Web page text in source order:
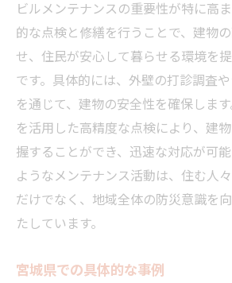
ビルメンテナンスの重要性が特に高
的な点検と修繕を行うことで、建物
せ、住民が安心して暮らせる環境を
です。具体的には、外壁の打診調査
を通じて、建物の安全性を確保しま
を活用した高精度な点検により、建
握することができ、迅速な対応が可
ようなメンテナンス活動は、住む人
だけでなく、地域全体の防災意識を
たしています。
宮城県での具体的な事例